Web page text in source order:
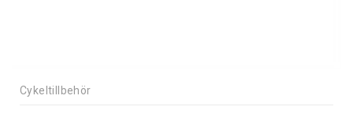
Cykeltillbehör